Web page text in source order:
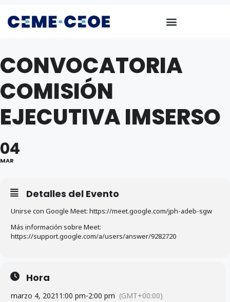
CONVOCATORIA
COMISIÓN
EJECUTIVA IMSERSO
04
MAR
Detalles del Evento
Unirse con Google Meet: https://meet.google.com/jph-adeb-sgw
Más información sobre Meet:
https://support.google.com/a/users/answer/9282720
Hora
marzo 4, 2021 1:00 pm-2:00 pm (GMT+00:00)